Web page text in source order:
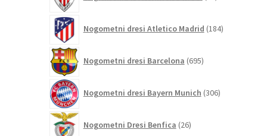
Nogometni dresi Atletico Madrid 184izdelkov
Nogometni dresi Barcelona 695izdelkov
Nogometni dresi Bayern Munich 306izdelkov
Nogometni Dresi Benfica 26izdelkov